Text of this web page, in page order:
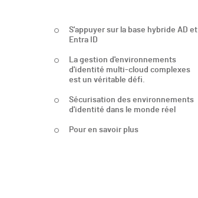
S'appuyer sur la base hybride AD et
Entra ID
La gestion d'environnements
d'identité multi-cloud complexes
est un véritable défi.
Sécurisation des environnements
d'identité dans le monde réel
Pour en savoir plus